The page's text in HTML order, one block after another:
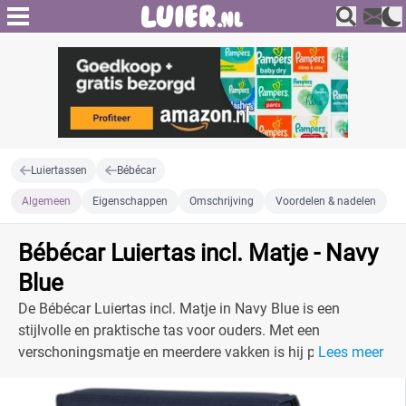
Luiertassen Bébécar
Algemeen Eigenschappen Omschrijving Voordelen & nadelen
Bébécar Luiertas incl. Matje - Navy
Blue
De Bébécar Luiertas incl. Matje in Navy Blue is een
stijlvolle en praktische tas voor ouders. Met een
verschoningsmatje en meerdere vakken is hij perfect voor
Lees meer